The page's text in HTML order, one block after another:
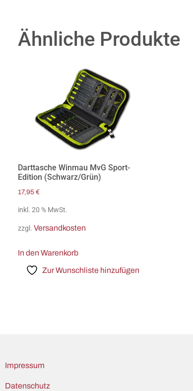
Ähnliche Produkte
Darttasche Winmau MvG Sport-
Edition (Schwarz/Grün)
17,95 €
inkl. 20 % MwSt.
zzgl. Versandkosten
In den Warenkorb
Zur Wunschliste hinzufügen
Impressum
Datenschutz